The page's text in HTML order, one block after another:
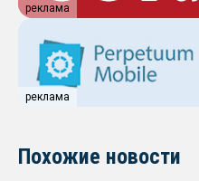
реклама
реклама
Похожие новости